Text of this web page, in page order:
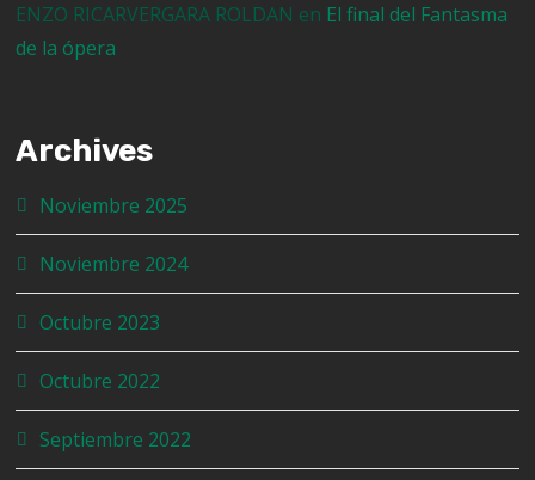
ENZO RICARVERGARA ROLDAN en El final del Fantasma
de la ópera
Archives
Noviembre 2025
Noviembre 2024
Octubre 2023
Octubre 2022
Septiembre 2022